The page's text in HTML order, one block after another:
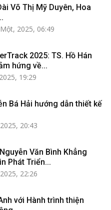
Võ Thị Mỹ Duyên, Hoa
2025, 06:49
2025: TS. Hồ Hán
hứng về...
19:29
Bá Hải hướng dẫn thiết kế
20:43
Văn Bình Khẳng
Phát Triển...
22:26
với Hành trình thiện